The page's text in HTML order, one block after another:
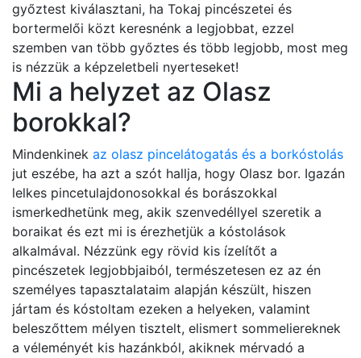
győztest kiválasztani, ha Tokaj pincészetei és
bortermelői közt keresnénk a legjobbat, ezzel
szemben van több győztes és több legjobb, most meg
is nézzük a képzeletbeli nyerteseket!
Mi a helyzet az Olasz
borokkal?
Mindenkinek az olasz pincelátogatás és a borkóstolás
jut eszébe, ha azt a szót hallja, hogy Olasz bor. Igazán
lelkes pincetulajdonosokkal és borászokkal
ismerkedhetünk meg, akik szenvedéllyel szeretik a
boraikat és ezt mi is érezhetjük a kóstolások
alkalmával. Nézzünk egy rövid kis ízelítőt a
pincészetek legjobbjaiból, természetesen ez az én
személyes tapasztalataim alapján készült, hiszen
jártam és kóstoltam ezeken a helyeken, valamint
beleszőttem mélyen tisztelt, elismert sommeliereknek
a véleményét kis hazánkból, akiknek mérvadó a